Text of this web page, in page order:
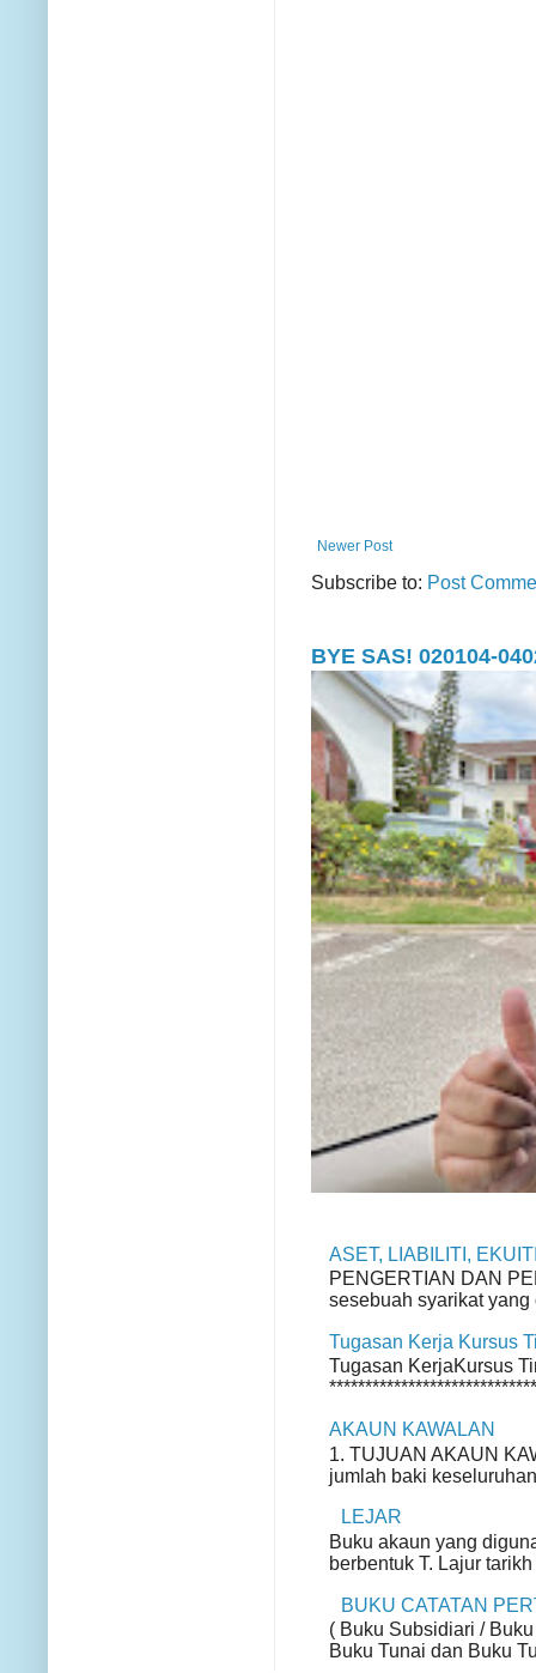
Newer Post
Subscribe to: Post
BYE SAS! 020104-
ASET, LIABILITI,
PENGERTIAN DAN
sesebuah syarikat
Tugasan Kerja Kursus
Tugasan KerjaKursus
AKAUN KAWALAN
1. TUJUAN AKAUN
jumlah baki
LEJAR
Buku akaun yang
berbentuk T. Lajur
BUKU CATATAN
( Buku Subsidiari /
Buku Tunai dan Buku